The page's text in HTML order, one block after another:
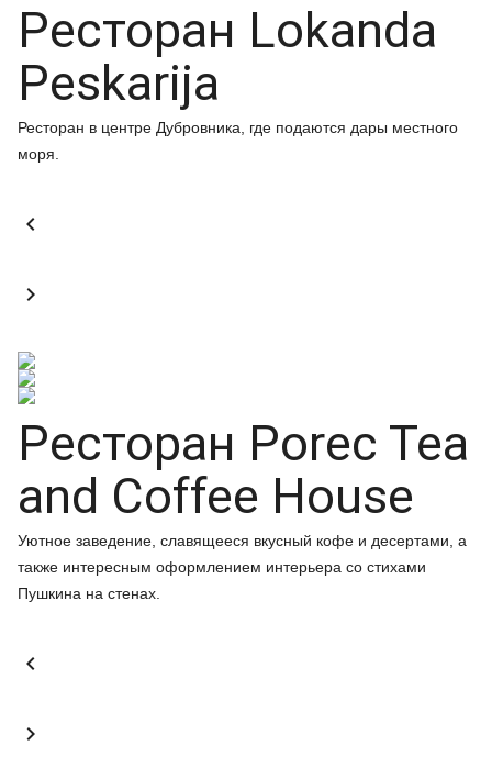
Ресторан Lokanda
Peskarija
Ресторан в центре Дубровника, где подаются дары местного
моря.


Ресторан Porec Tea
and Coffee House
Уютное заведение, славящееся вкусный кофе и десертами, а
также интересным оформлением интерьера со стихами
Пушкина на стенах.

